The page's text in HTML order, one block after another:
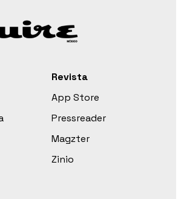
Revista
App Store
Pressreader
Magzter
Zinio